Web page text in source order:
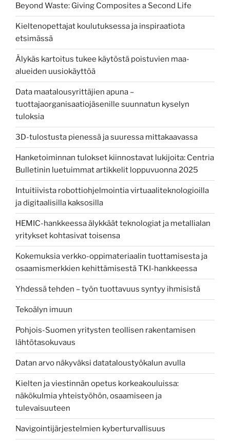
Beyond Waste: Giving Composites a Second Life
Kieltenopettajat koulutuksessa ja inspiraatiota
etsimässä
Älykäs kartoitus tukee käytöstä poistuvien maa-
alueiden uusiokäyttöä
Data maatalousyrittäjien apuna –
tuottajaorganisaatiojäsenille suunnatun kyselyn
tuloksia
3D-tulostusta pienessä ja suuressa mittakaavassa
Hanketoiminnan tulokset kiinnostavat lukijoita: Centria
Bulletinin luetuimmat artikkelit loppuvuonna 2025
Intuitiivista robottiohjelmointia virtuaaliteknologioilla
ja digitaalisilla kaksosilla
HEMIC-hankkeessa älykkäät teknologiat ja metallialan
yritykset kohtasivat toisensa
Kokemuksia verkko-oppimateriaalin tuottamisesta ja
osaamismerkkien kehittämisestä TKI-hankkeessa
Yhdessä tehden – työn tuottavuus syntyy ihmisistä
Tekoälyn imuun
Pohjois-Suomen yritysten teollisen rakentamisen
lähtötasokuvaus
Datan arvo näkyväksi datataloustyökalun avulla
Kielten ja viestinnän opetus korkeakouluissa:
näkökulmia yhteistyöhön, osaamiseen ja
tulevaisuuteen
Navigointijärjestelmien kyberturvallisuus